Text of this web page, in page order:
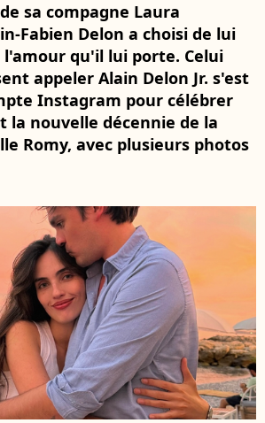
sa compagne Laura
Fabien Delon a choisi de lui
qu'il lui porte. Celui
appeler Alain Delon Jr. s'est
Instagram pour célébrer
la nouvelle décennie de la
Romy, avec plusieurs photos